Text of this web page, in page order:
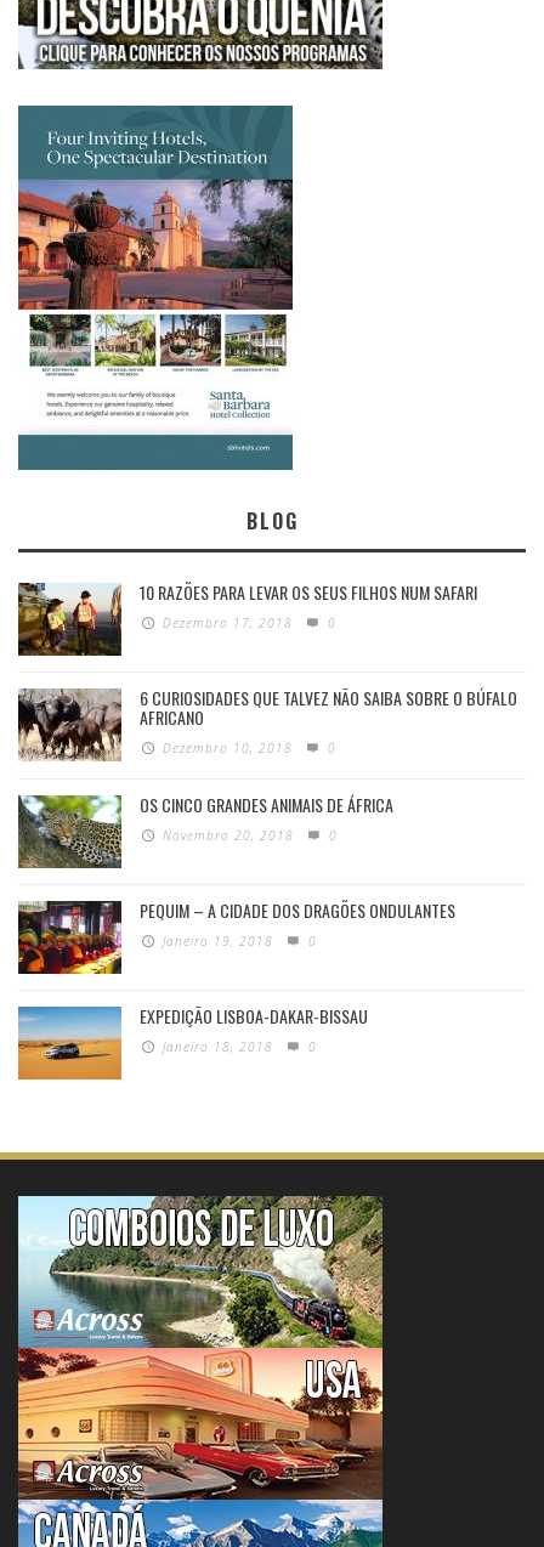
BLOG
10 RAZÕES PARA LEVAR OS SEUS FILHOS NUM SAFARI
Dezembro 17, 2018 0
6 CURIOSIDADES QUE TALVEZ NÃO SAIBA SOBRE O BÚFALO
AFRICANO
Dezembro 10, 2018 0
OS CINCO GRANDES ANIMAIS DE ÁFRICA
Novembro 20, 2018 0
PEQUIM – A CIDADE DOS DRAGÕES ONDULANTES
Janeiro 19, 2018 0
EXPEDIÇÃO LISBOA-DAKAR-BISSAU
Janeiro 18, 2018 0